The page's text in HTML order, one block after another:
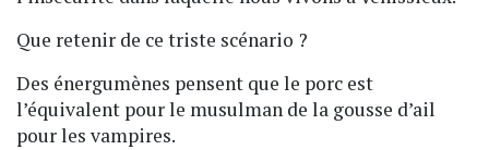
Que retenir de ce triste scénario ?
Des énergumènes pensent que le porc est
l’équivalent pour le musulman de la gousse d’ail
pour les vampires.